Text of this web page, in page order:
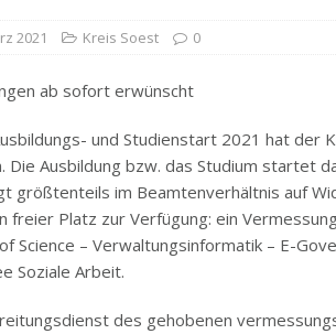
2021 Kreis Soest 0
ab sofort erwünscht
und Studienstart 2021 hat der
Die Ausbildung bzw. das Studium startet
größtenteils im Beamtenverhältnis auf
freier Platz zur Verfügung: ein
Science – Verwaltungsinformatik – E-
Soziale Arbeit.
des gehobenen